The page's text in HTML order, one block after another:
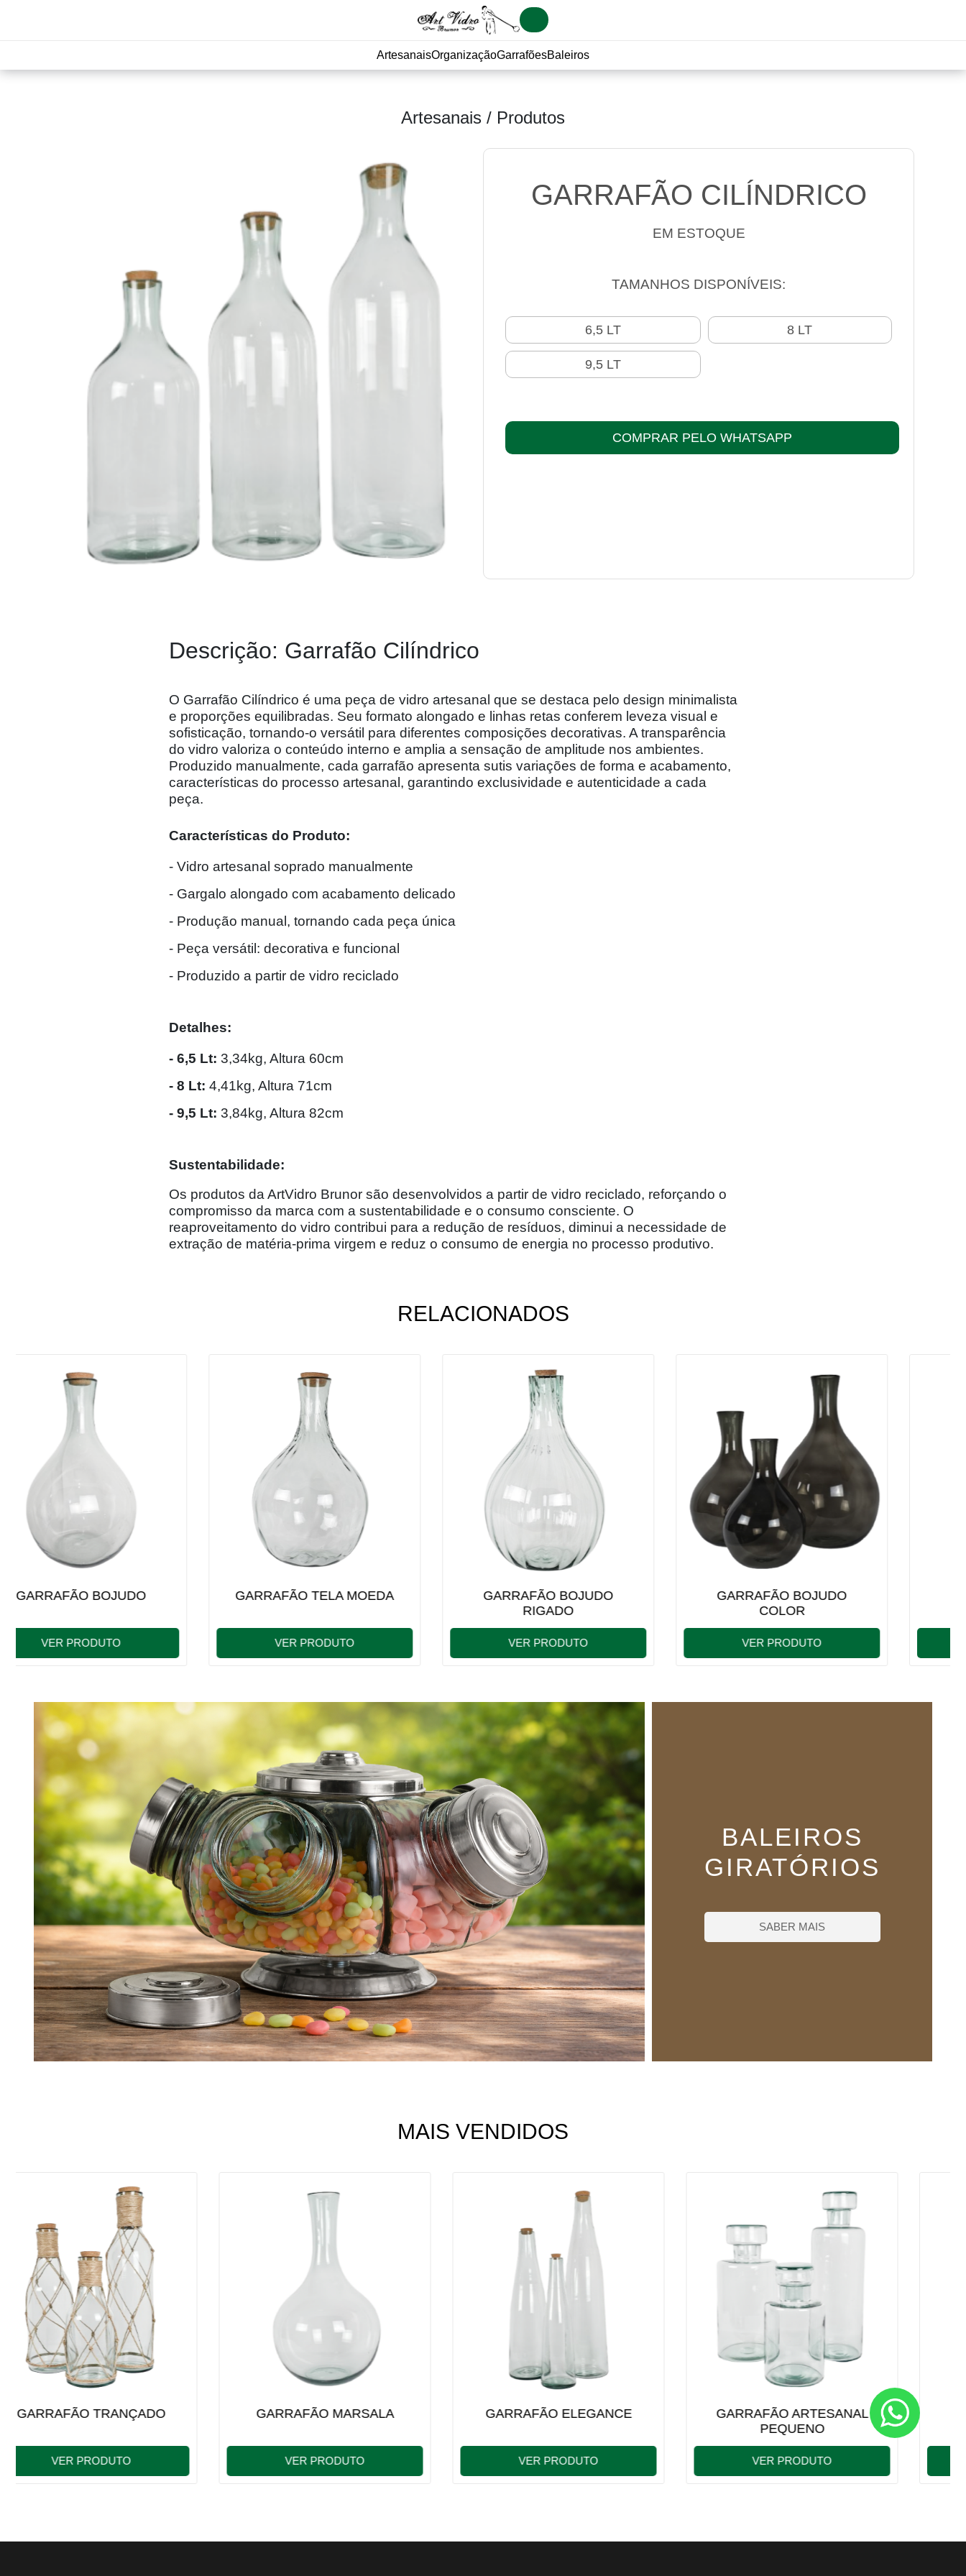
ArtesanaisOrganizaçãoGarrafõesBaleiros
Artesanais / Produtos
GARRAFÃO CILÍNDRICO
EM ESTOQUE
TAMANHOS DISPONÍVEIS:
6,5 LT 8 LT
9,5 LT
COMPRAR PELO WHATSAPP
Descrição: Garrafão Cilíndrico
O Garrafão Cilíndrico é uma peça de vidro artesanal que se destaca pelo design minimalista
e proporções equilibradas. Seu formato alongado e linhas retas conferem leveza visual e
sofisticação, tornando-o versátil para diferentes composições decorativas. A transparência
do vidro valoriza o conteúdo interno e amplia a sensação de amplitude nos ambientes.
Produzido manualmente, cada garrafão apresenta sutis variações de forma e acabamento,
características do processo artesanal, garantindo exclusividade e autenticidade a cada
peça.
Características do Produto:
- Vidro artesanal soprado manualmente
- Gargalo alongado com acabamento delicado
- Produção manual, tornando cada peça única
- Peça versátil: decorativa e funcional
- Produzido a partir de vidro reciclado
Detalhes:
- 6,5 Lt: 3,34kg, Altura 60cm
- 8 Lt: 4,41kg, Altura 71cm
- 9,5 Lt: 3,84kg, Altura 82cm
Sustentabilidade:
Os produtos da ArtVidro Brunor são desenvolvidos a partir de vidro reciclado, reforçando o
compromisso da marca com a sustentabilidade e o consumo consciente. O
reaproveitamento do vidro contribui para a redução de resíduos, diminui a necessidade de
extração de matéria-prima virgem e reduz o consumo de energia no processo produtivo.
RELACIONADOS
GARRAFÃO TELA MOEDA
VER PRODUTO
GARRAFÃO BOJUDO
VER PRODUTO
GARRAFÃO BOJUDO
VER PRODUTO
JARDIM NO POTE
VER PRODUTO
BALEIROS
GIRATÓRIOS
SABER MAIS
MAIS VENDIDOS
GARRAFÃO MARSALA
VER PRODUTO
GARRAFÃO ELEGANCE
VER PRODUTO
GARRAFÃO ARTESANAL
VER PRODUTO
GARRAFÃO BOJUDO
VER PRODUTO